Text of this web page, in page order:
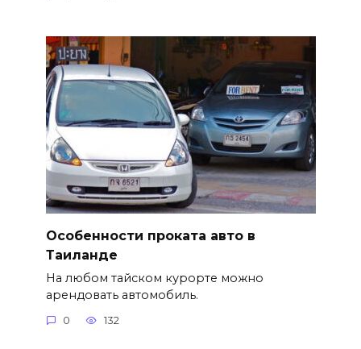
Особенности проката авто в
Таиланде
На любом тайском курорте можно
арендовать автомобиль.
0 132